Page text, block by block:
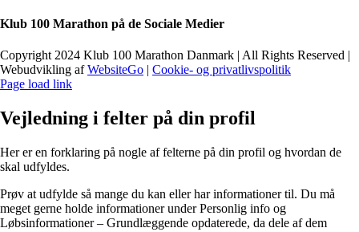
Klub 100 Marathon på de Sociale Medier
Copyright 2024 Klub 100 Marathon Danmark | All Rights Reserved |
Webudvikling afWebsiteGo | Cookie- og privatlivspolitik
Page load link
Vejledning i felter på din profil
Her er en forklaring på nogle af felterne på din profil og hvordan de
skal udfyldes.
Prøv at udfylde så mange du kan eller har informationer til. Du må
meget gerne holde informationer under Personlig info og
Løbsinformationer – Grundlæggende opdaterede, da dele af dem